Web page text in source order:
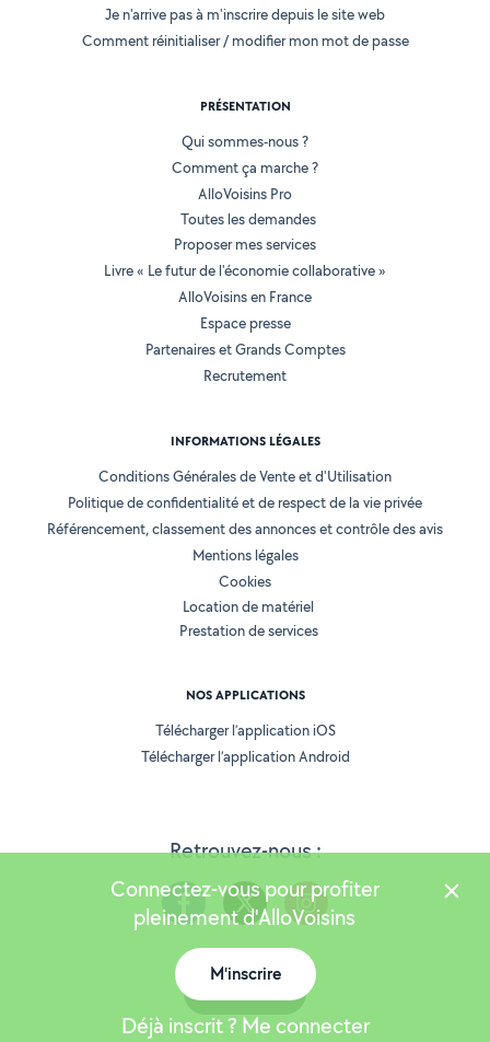
Retrouvez-nous :
Je n'arrive pas à m'inscrire depuis le site web
Comment réinitialiser / modifier mon mot de passe
PRÉSENTATION
Qui sommes-nous ?
Comment ça marche ?
AlloVoisins Pro
Toutes les demandes
Proposer mes services
Livre « Le futur de l'économie collaborative »
AlloVoisins en France
Espace presse
Partenaires et Grands Comptes
Recrutement
INFORMATIONS LÉGALES
Conditions Générales de Vente et d'Utilisation
Politique de confidentialité et de respect de la vie privée
Référencement, classement des annonces et contrôle des avis
Mentions légales
Cookies
Location de matériel
Prestation de services
NOS APPLICATIONS
Télécharger l’application iOS
Télécharger l’application Android
Version 25.5.3
Connectez-vous pour profiter
pleinement d'AlloVoisins
M'inscrire
Déjà inscrit ? Me connecter